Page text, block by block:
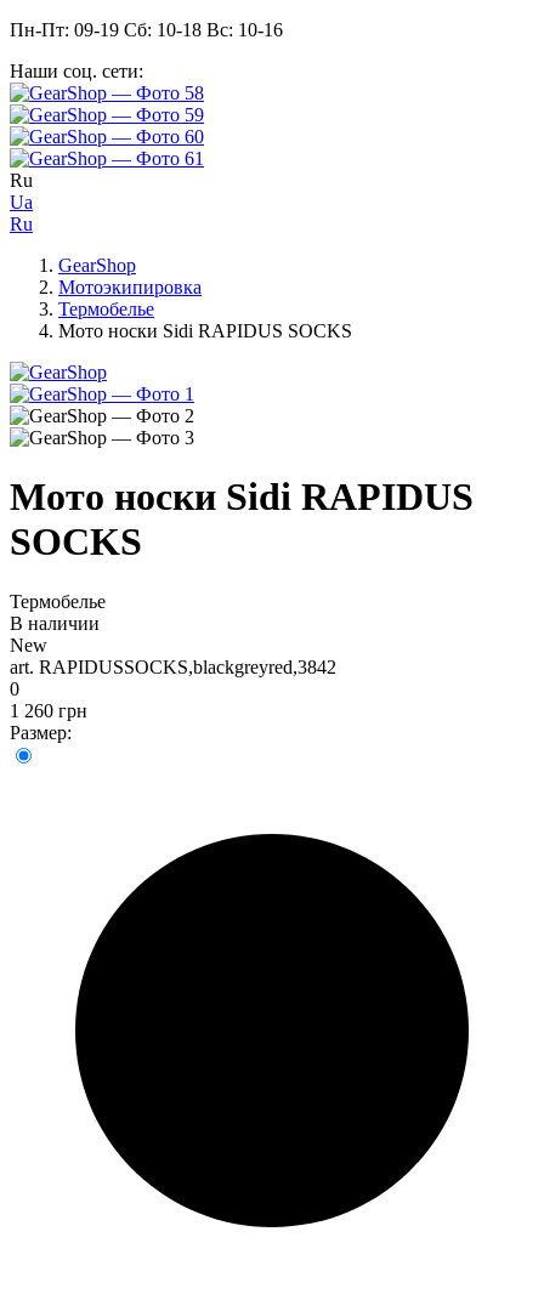
Пн-Пт: 09-19 Сб: 10-18 Вс: 10-16
Наши соц. сети:
Ru
Ua
Ru
GearShop
Мотоэкипировка
Термобелье
Мото носки Sidi RAPIDUS SOCKS
Мото носки Sidi RAPIDUS
SOCKS
Термобелье
В наличии
New
art. RAPIDUSSOCKS,blackgreyred,3842
0
1 260 грн
Размер: